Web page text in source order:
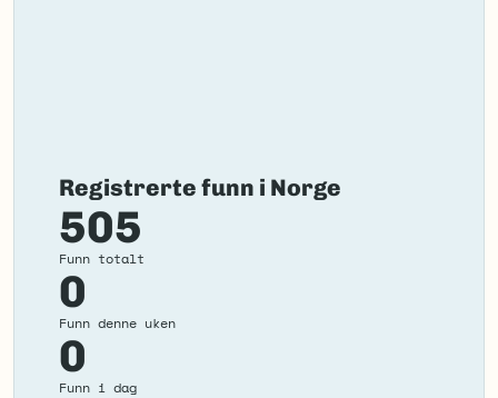
Registrerte funn i Norge
505
Funn totalt
0
Funn denne uken
0
Funn i dag